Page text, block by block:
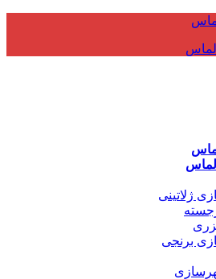
ژلاتینی
برنجی